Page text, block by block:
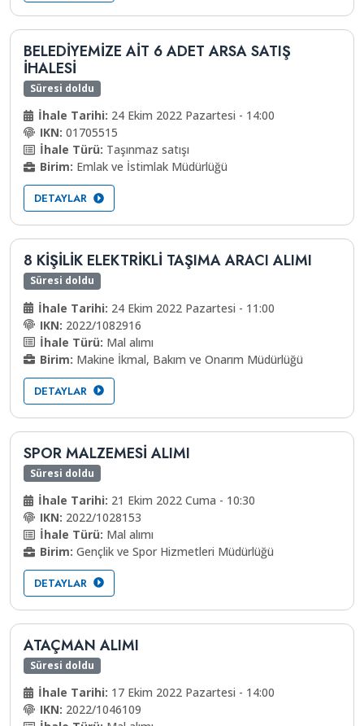
BELEDIYEMIZE AIT 6 ADET ARSA SATIŞ
IHALESI
Süresi doldu
İhale Tarihi: 24 Ekim 2022 Pazartesi - 14:00
IKN: 01705515
İhale Türü: Taşınmaz satışı
Birim: Emlak ve İstimlak Müdürlüğü
DETAYLAR
8 KİŞİLİK ELEKTRİKLİ TAŞIMA ARACI ALIMI
Süresi doldu
İhale Tarihi: 24 Ekim 2022 Pazartesi - 11:00
IKN: 2022/1082916
İhale Türü: Mal alımı
Birim: Makine İkmal, Bakım ve Onarım Müdürlüğü
DETAYLAR
SPOR MALZEMESİ ALIMI
Süresi doldu
İhale Tarihi: 21 Ekim 2022 Cuma - 10:30
IKN: 2022/1028153
İhale Türü: Mal alımı
Birim: Gençlik ve Spor Hizmetleri Müdürlüğü
DETAYLAR
ATAÇMAN ALIMI
Süresi doldu
İhale Tarihi: 17 Ekim 2022 Pazartesi - 14:00
IKN: 2022/1046109